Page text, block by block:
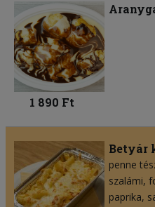
1 890 Ft
Betyár
penne
szalámi
paprika